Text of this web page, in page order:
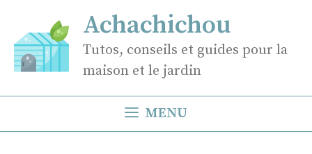
contenu
Achachichou
Tutos, conseils et guides pour la
maison et le jardin
MENU